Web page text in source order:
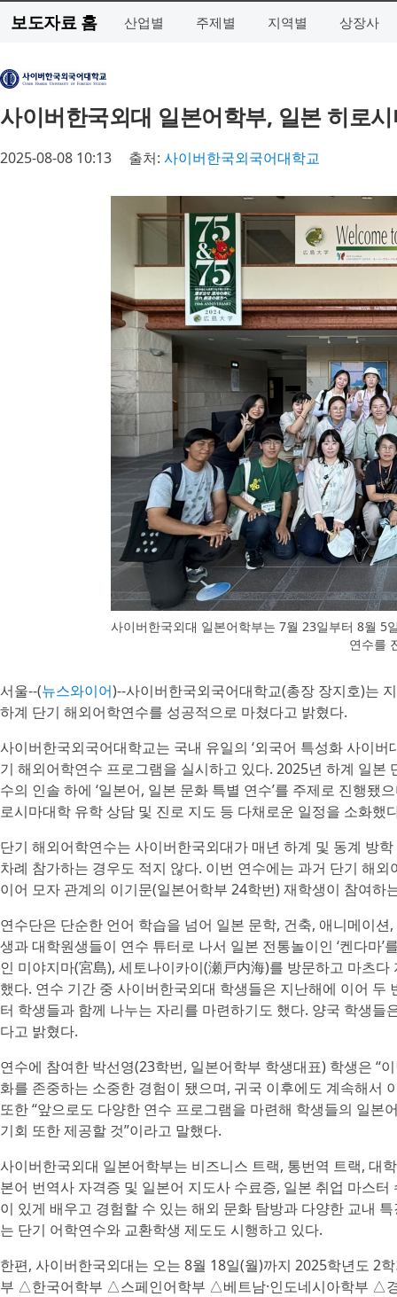
보도자료 홈 산업별 주제별 지역별 상장사
사이버한국외대 일본어학부, 일본 히로
2025-08-08 10:13 출처: 사이버한국외국어대학교
사이버한국외대 일본어학부는 7월 23일부터 8월 5
연수를
서울--(뉴스와이어)--사이버한국외국어대학교(총장 장지호)는
하계 단기 해외어학연수를 성공적으로 마쳤다고 밝혔다.
사이버한국외국어대학교는 국내 유일의 ‘외국어 특성화 사이
기 해외어학연수 프로그램을 실시하고 있다. 2025년 하계 일
수의 인솔 하에 ‘일본어, 일본 문화 특별 연수’를 주제로 진행
로시마대학 유학 상담 및 진로 지도 등 다채로운 일정을 소화했
단기 해외어학연수는 사이버한국외대가 매년 하계 및 동계 방
차례 참가하는 경우도 적지 않다. 이번 연수에는 과거 단기 해
이어 모자 관계의 이기문(일본어학부 24학번) 재학생이 참여
연수단은 단순한 언어 학습을 넘어 일본 문학, 건축, 애니메이
생과 대학원생들이 연수 튜터로 나서 일본 전통놀이인 ‘켄다마
인 미야지마(宮島), 세토나이카이(瀬戸内海)를 방문하고 마츠
했다. 연수 기간 중 사이버한국외대 학생들은 지난해에 이어
터 학생들과 함께 나누는 자리를 마련하기도 했다. 양국 학생
다고 밝혔다.
연수에 참여한 박선영(23학번, 일본어학부 학생대표) 학생은 “
화를 존중하는 소중한 경험이 됐으며, 귀국 이후에도 계속해서
또한 “앞으로도 다양한 연수 프로그램을 마련해 학생들의 일
기회 또한 제공할 것”이라고 말했다.
사이버한국외대 일본어학부는 비즈니스 트랙, 통번역 트랙, 대
본어 번역사 자격증 및 일본어 지도사 수료증, 일본 취업 마스
이 있게 배우고 경험할 수 있는 해외 문화 탐방과 다양한 교내
는 단기 어학연수와 교환학생 제도도 시행하고 있다.
한편, 사이버한국외대는 오는 8월 18일(월)까지 2025학년도
부 △한국어학부 △스페인어학부 △베트남·인도네시아학부 △